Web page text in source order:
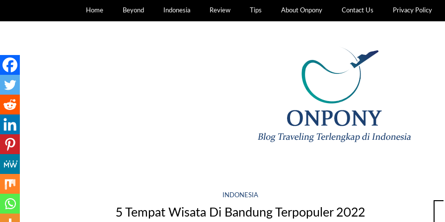
Home Beyond Indonesia Review Tips About Onpony Contact Us Privacy Policy
INDONESIA
5 Tempat Wisata Di Bandung Terpopuler 2022